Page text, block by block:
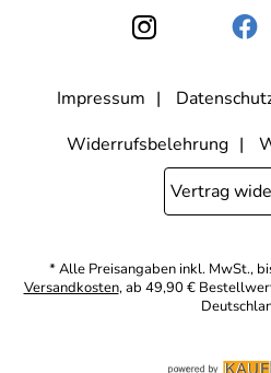
den Link "Abmelden" am Ende des
Option Newsletter im
Datenschutzerklärung
habe ich zur
Impressum
Widerrufsbelehrung
Vertrag
* Alle Preisangaben inkl. MwSt.,
Versandkosten, ab 49,90 €